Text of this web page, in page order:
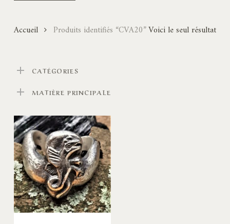
Voici le seul résultat
Accueil Produits identifiés “CVA20”
CATÉGORIES
MATIÈRE PRINCIPALE